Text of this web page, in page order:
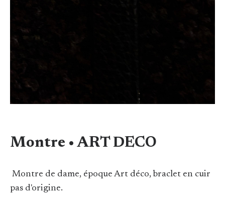
Montre • ART DECO
Montre de dame, époque Art déco, braclet en cuir
pas d'origine.